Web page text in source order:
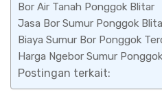
Bor Air Tanah Ponggok Blitar
Jasa Bor Sumur Ponggok
Biaya Sumur Bor Ponggok
Harga Ngebor Sumur
Postingan terkait: